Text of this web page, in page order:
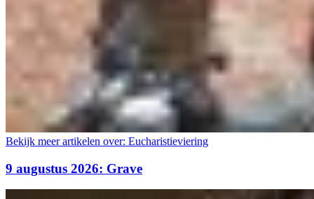
Bekijk meer artikelen over: Eucharistieviering
9 augustus 2026: Grave